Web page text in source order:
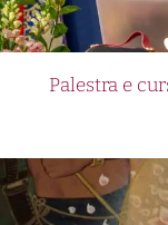
Palestra e